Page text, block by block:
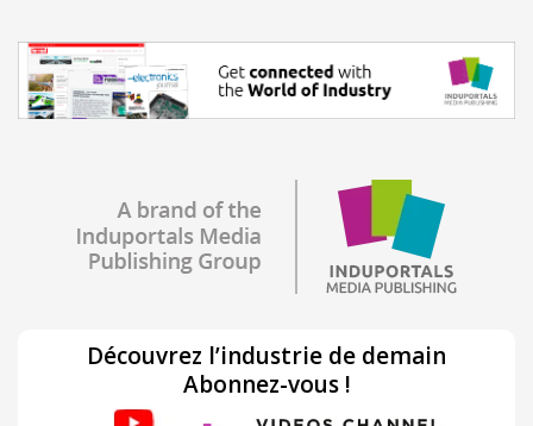
Découvrez l’industrie de demain
Abonnez-vous !